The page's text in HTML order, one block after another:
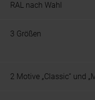
RAL nach Wahl
3 Größen
2 Motive „Classic“ und